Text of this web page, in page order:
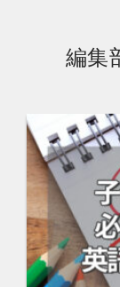
編集